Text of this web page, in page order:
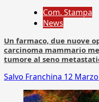
Com. Stampa
News
Un farmaco, due nuove
carcinoma mammario
tumore al seno
Salvo Franchina 12